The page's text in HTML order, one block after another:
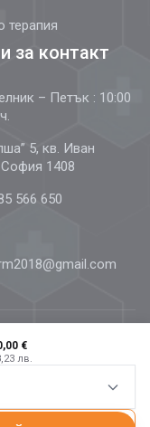
€
лв.
терапия
за контакт
– Петък : 10:00
5, кв. Иван
1408
566 650
| Всички